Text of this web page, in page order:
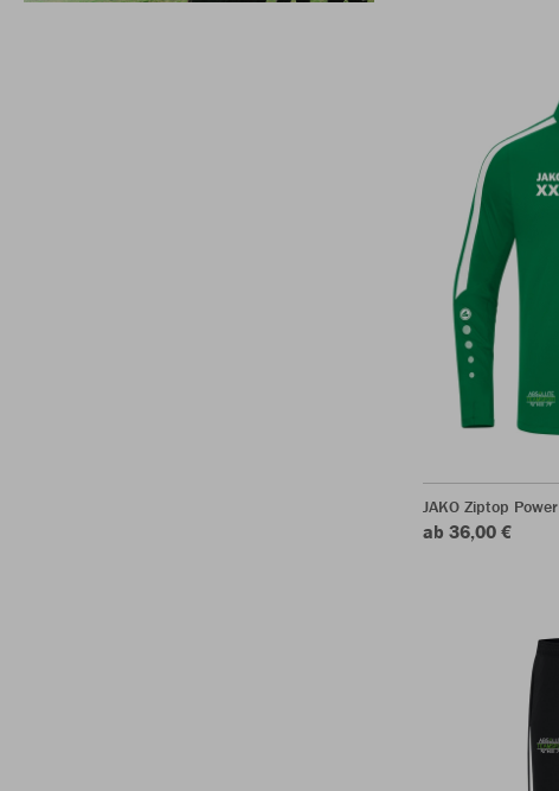
JAKO Ziptop Power
ab 36,00 €